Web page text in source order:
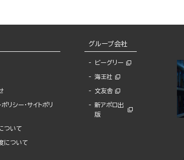
リシー・サイトポリ
ついて
について
グループ会社
ビーグリー
海王社
文友舎
新アポロ出
版